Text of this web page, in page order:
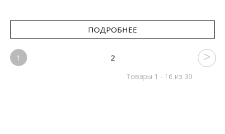
ПОДРОБНЕЕ
1 2
Товары 1 - 16 из 30